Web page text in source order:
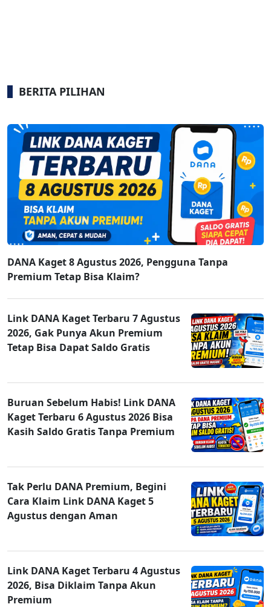
BERITA PILIHAN
DANA Kaget 8 Agustus 2026, Pengguna Tanpa
Premium Tetap Bisa Klaim?
Link DANA Kaget Terbaru 7 Agustus
2026, Gak Punya Akun Premium
Tetap Bisa Dapat Saldo Gratis
Buruan Sebelum Habis! Link DANA
Kaget Terbaru 6 Agustus 2026 Bisa
Kasih Saldo Gratis Tanpa Premium
Tak Perlu DANA Premium, Begini
Cara Klaim Link DANA Kaget 5
Agustus dengan Aman
Link DANA Kaget Terbaru 4 Agustus
2026, Bisa Diklaim Tanpa Akun
Premium